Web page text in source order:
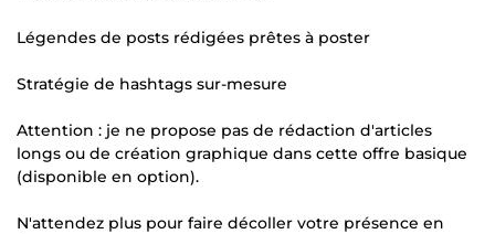
Légendes de posts rédigées prêtes à poster
Stratégie de hashtags sur-mesure
Attention : je ne propose pas de rédaction d'articles
longs ou de création graphique dans cette offre basique
(disponible en option).
N'attendez plus pour faire décoller votre présence en